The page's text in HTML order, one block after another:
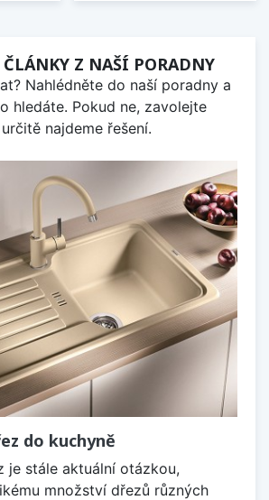
Z NAŠÍ PORADNY
Nahlédněte do naší poradny a
hledáte. Pokud ne, zavolejte
najdeme řešení.
do kuchyně
je stále aktuální otázkou,
množství dřezů různých